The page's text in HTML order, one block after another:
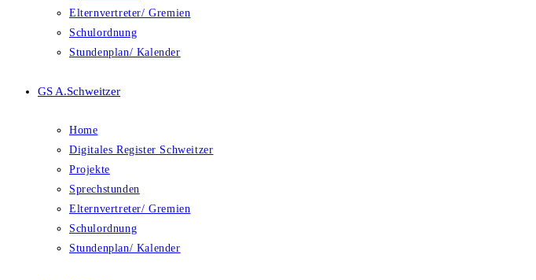
Elternvertreter/ Gremien
Schulordnung
Stundenplan/ Kalender
GS A.Schweitzer
Home
Digitales Register Schweitzer
Projekte
Sprechstunden
Elternvertreter/ Gremien
Schulordnung
Stundenplan/ Kalender